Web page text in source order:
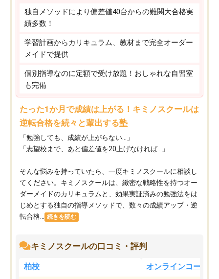
独自メソッドにより偏差値40台からの難関大合格実
績多数！
学習計画からカリキュラム、教材まで完全オーダー
メイドで提供
個別指導なのに定額で受け放題！おしゃれな自習室
も完備
たった1か月で成績は上がる！キミノスクールは
逆転合格を続々と輩出する塾
「勉強しても、成績が上がらない…」
「志望校まで、あと偏差値を20上げなければ…」
そんな悩みを持っていたら、一度キミノスクールに相談し
てください。キミノスクールは、緻密な戦略性を持つオー
ダーメイドのカリキュラムと、効果実証済みの勉強法をは
じめとする独自の指導メソッドで、数々の成績アップ・逆
転合格...
続きを読む
キミノスクールの口コミ・評判
柏校 オンラインコース